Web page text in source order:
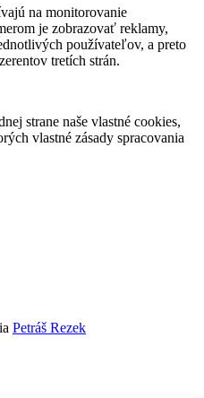
na monitorovanie
je zobrazovať reklamy,
používateľov, a preto
tretích strán.
strane naše vlastné cookies,
vlastné zásady spracovania
Petráš Rezek